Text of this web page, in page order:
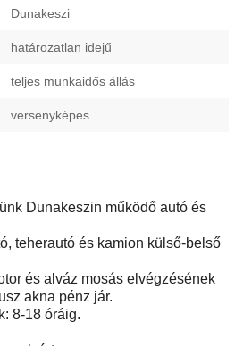
Dunakeszi
határozatlan idejű
teljes munkaidős állás
versenyképes
Dunakeszin működő autó és
teherautó és kamion külső-belső
és alváz mosás elvégzésének
akna pénz jár.
8-18 óráig.